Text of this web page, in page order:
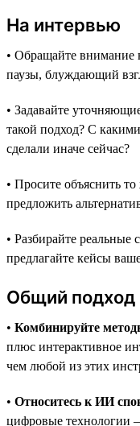
На интервью
• Обращайте внимание
паузы, блуждающий
• Задавайте
такой подход? С
сделали иначе сейчас?
• Просите объяснить
предложить
• Разбирайте реальные
предлагайте кейсы
Общий подход
• Комбинируйте
плюс интерактивное
чем любой из этих
• Относитесь к ИИ
цифровые технологии